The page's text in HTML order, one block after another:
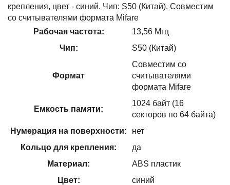
крепления, цвет - синий. Чип: S50 (Китай). Совместим
со считывателями формата Mifare
Рабочая частота:
13,56 Мгц
Чип:
S50 (Китай)
Формат
Совместим со
считывателями
формата Mifare
Емкость памяти:
1024 байт (16
секторов по 64 байта)
Нумерация на поверхности:
нет
Кольцо для крепления:
да
Материал:
ABS пластик
Цвет:
синий